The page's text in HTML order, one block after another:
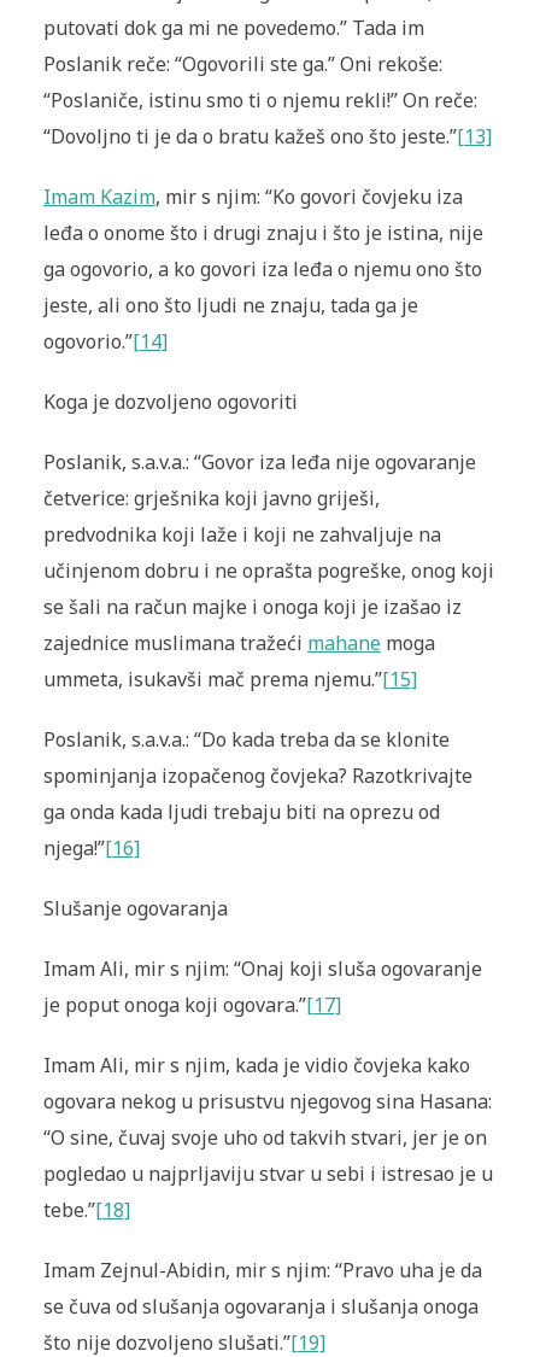
putovati dok ga mi ne povedemo.” Tada im
Poslanik reče: “Ogovorili ste ga.” Oni rekoše:
“Poslaniče, istinu smo ti o njemu rekli!” On reče:
“Dovoljno ti je da o bratu kažeš ono što jeste.”[13]
Imam Kazim, mir s njim: “Ko govori čovjeku iza
leđa o onome što i drugi znaju i što je istina, nije
ga ogovorio, a ko govori iza leđa o njemu ono što
jeste, ali ono što ljudi ne znaju, tada ga je
ogovorio.”[14]
Koga je dozvoljeno ogovoriti
Poslanik, s.a.v.a.: “Govor iza leđa nije ogovaranje
četverice: grješnika koji javno griješi,
predvodnika koji laže i koji ne zahvaljuje na
učinjenom do­bru i ne oprašta pogreške, onog koji
se šali na račun majke i onoga koji je izašao iz
zajednice muslimana tražeći mahanemoga
ummeta, isu­kavši mač prema njemu.”[15]
Poslanik, s.a.v.a.: “Do kada treba da se klonite
spominjanja izopačenog čovjeka? Razotkrivajte
ga onda kada ljudi trebaju biti na oprezu od
njega!”[16]
Slušanje ogovaranja
Imam Ali, mir s njim: “Onaj koji sluša ogovaranje
je poput onoga koji ogovara.”[17]
Imam Ali, mir s njim, kada je vidio čovjeka kako
ogovara nekog u prisustvu njego­vog sina Hasana:
“O sine, čuvaj svoje uho od takvih stvari, jer je on
pogledao u najprljaviju stvar u sebi i istresao je u
tebe.”[18]
Imam Zejnul-Abidin, mir s njim: “Pravo uha je da
se čuva od slušanja ogova­ranja i slušanja onoga
što nije dozvoljeno slušati.”[19]